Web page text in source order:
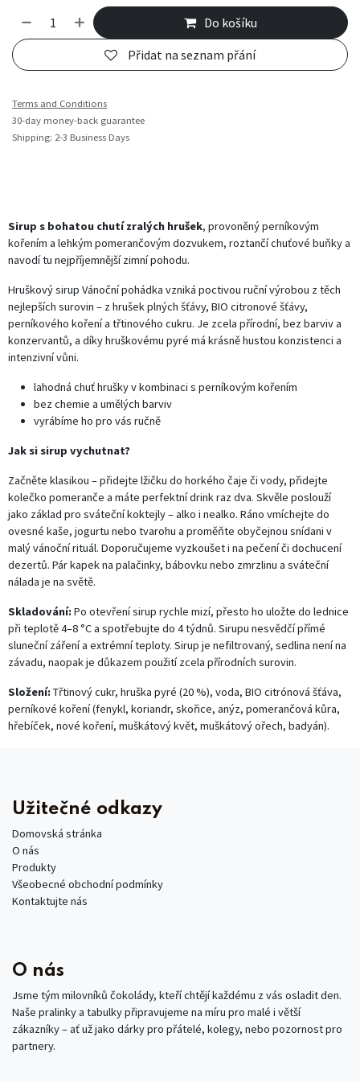
Do košíku
Přidat na seznam přání
Terms and Conditions
30-day money-back guarantee
Shipping: 2-3 Business Days
Sirup s bohatou chutí zralých hrušek, provoněný perníkovým
kořením a lehkým pomerančovým dozvukem, roztančí chuťové buňky a
navodí tu nejpříjemnější zimní pohodu.
Hruškový sirup Vánoční pohádka vzniká poctivou ruční výrobou z těch
nejlepších surovin – z hrušek plných šťávy, BIO citronové šťávy,
perníkového koření a třtinového cukru. Je zcela přírodní, bez barviv a
konzervantů, a díky hruškovému pyré má krásně hustou konzistenci a
intenzivní vůni.
lahodná chuť hrušky v kombinaci s perníkovým kořením
bez chemie a umělých barviv
vyrábíme ho pro vás ručně
Jak si sirup vychutnat?
Začněte klasikou – přidejte lžičku do horkého čaje či vody, přidejte
kolečko pomeranče a máte perfektní drink raz dva. Skvěle poslouží
jako základ pro sváteční koktejly – alko i nealko. Ráno vmíchejte do
ovesné kaše, jogurtu nebo tvarohu a proměňte obyčejnou snídani v
malý vánoční rituál. Doporučujeme vyzkoušet i na pečení či dochucení
dezertů. Pár kapek na palačinky, bábovku nebo zmrzlinu a sváteční
nálada je na světě.
Skladování:Po otevření sirup rychle mizí, přesto ho uložte do lednice
při teplotě 4–8 °C a spotřebujte do 4 týdnů. Sirupu nesvědčí přímé
sluneční záření a extrémní teploty. Sirup je nefiltrovaný, sedlina není na
závadu, naopak je důkazem použití zcela přírodních surovin.
Složení:Třtinový cukr, hruška pyré (20 %), voda, BIO citrónová šťáva,
perníkové koření (fenykl, koriandr, skořice, anýz, pomerančová kůra,
hřebíček, nové koření, muškátový květ, muškátový ořech, badyán).
Užitečné odkazy
Domovská stránka
O nás
Produkty
Všeobecné obchodní podmínky
Kontaktujte nás
O nás
Jsme tým milovníků čokolády, kteří chtějí každému z vás osladit den.
Naše pralinky a tabulky připravujeme na míru pro malé i větší
zákazníky – ať už jako dárky pro přátelé, kolegy, nebo pozornost pro
partnery.